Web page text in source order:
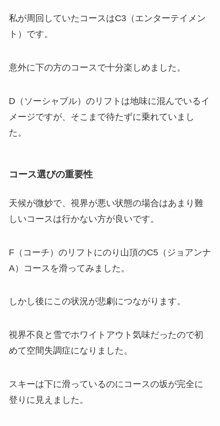
私が周回していたコースはC3（エンターテイメン
ト）です。
意外に下の方のコースで十分楽しめました。
D（ソーシャブル）のリフトは地味に混んでいるイ
メージですが、そこまで待たずに乗れていまし
た。
コース選びの重要性
天候が微妙で、視界が悪い状態の場合はあまり難
しいコースは行かない方が良いです。
F（コーチ）のリフトにのり山頂のC5（ジョアンナ
A）コースを滑ってみました。
しかし後にこの状況が悲劇につながります。
視界不良と雪でホワイトアウト気味だったので初
めて空間失調症になりました。
スキーは下に滑っているのにコースの坂が完全に
登りに見えました。